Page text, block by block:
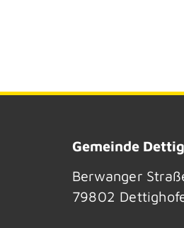
Gemeinde
Berwanger
79802